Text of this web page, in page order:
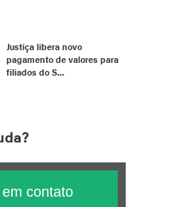
Justiça libera novo
pagamento de valores para
filiados do S...
contato